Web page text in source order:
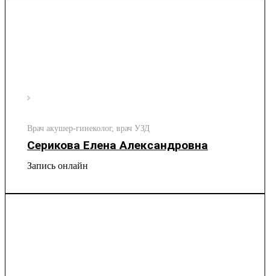
Врач акушер-гинеколог, врач УЗД
Серикова Елена Александровна
Запись онлайн